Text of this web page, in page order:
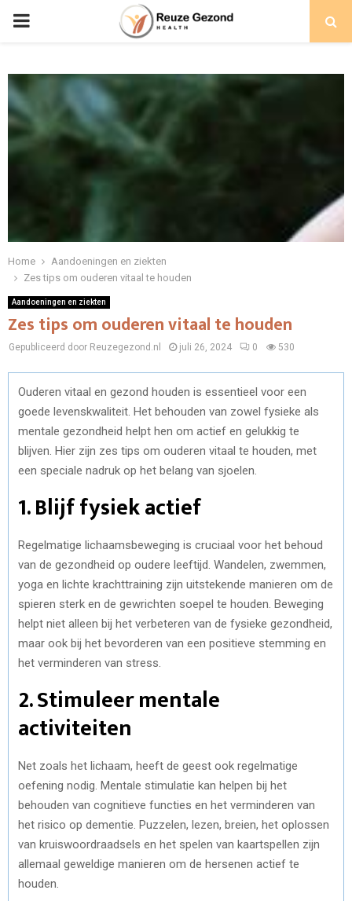
PRIMARY
Home
Aandoeningen en ziekten
Zes tips om ouderen vitaal te houden
Aandoeningen en ziekten
Zes tips om ouderen vitaal te houden
Gepubliceerd door Reuzegezond.nl juli 26, 2024 0 530
Ouderen vitaal en gezond houden is essentieel voor een
goede levenskwaliteit. Het behouden van zowel fysieke als
mentale gezondheid helpt hen om actief en gelukkig te
blijven. Hier zijn zes tips om ouderen vitaal te houden, met
een speciale nadruk op het belang van sjoelen.
1. Blijf fysiek actief
Regelmatige lichaamsbeweging is cruciaal voor het behoud
van de gezondheid op oudere leeftijd. Wandelen, zwemmen,
yoga en lichte krachttraining zijn uitstekende manieren om de
spieren sterk en de gewrichten soepel te houden. Beweging
helpt niet alleen bij het verbeteren van de fysieke gezondheid,
maar ook bij het bevorderen van een positieve stemming en
het verminderen van stress.
2. Stimuleer mentale
activiteiten
Net zoals het lichaam, heeft de geest ook regelmatige
oefening nodig. Mentale stimulatie kan helpen bij het
behouden van cognitieve functies en het verminderen van
het risico op dementie. Puzzelen, lezen, breien, het oplossen
van kruiswoordraadsels en het spelen van kaartspellen zijn
allemaal geweldige manieren om de hersenen actief te
houden.